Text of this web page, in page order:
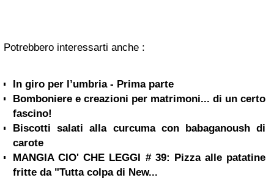
Potrebbero interessarti anche :
In giro per l’umbria - Prima parte
Bomboniere e creazioni per matrimoni... di un certo
fascino!
Biscotti salati alla curcuma con babaganoush di
carote
MANGIA CIO' CHE LEGGI # 39: Pizza alle patatine
fritte da "Tutta colpa di New...